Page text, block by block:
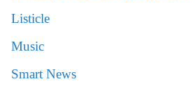
Listicle
Music
Smart News